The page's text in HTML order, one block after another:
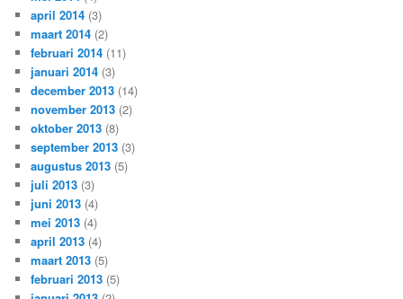
april 2014 (3)
maart 2014 (2)
februari 2014 (11)
januari 2014 (3)
december 2013 (14)
november 2013 (2)
oktober 2013 (8)
september 2013 (3)
augustus 2013 (5)
juli 2013 (3)
juni 2013 (4)
mei 2013 (4)
april 2013 (4)
maart 2013 (5)
februari 2013 (5)